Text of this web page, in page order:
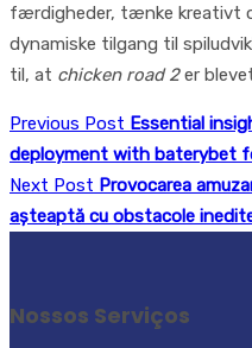
færdigheder, tænke kreativt
dynamiske tilgang til
til, at chicken road 2er
Previous Post Essential
deployment with baterybet
Next Post Provocarea
așteaptă cu obstacole
Nossos Serviços